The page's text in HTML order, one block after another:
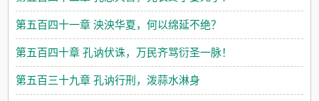
第五百四十一章 泱泱华夏，何以绵延不绝？
第五百四十章 孔讷伏诛，万民齐骂衍圣一脉！
第五百三十九章 孔讷行刑，泼蒜水淋身